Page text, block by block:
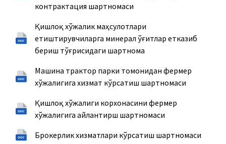
контрактация шартномаси
Қишлоқ хўжалик маҳсулотлари
етиштирувчиларга минерал ўғитлар етказиб
бериш тўғрисидаги шартнома
Машина трактор парки томонидан фермер
хўжалигига хизмат кўрсатиш шартномаси
Қишлоқ хўжалиги корхонасини фермер
хўжалигига айлантирш шартномаси
Брокерлик хизматлари кўрсатиш шартномаси